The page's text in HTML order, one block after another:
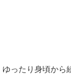
ゆったり身頃から